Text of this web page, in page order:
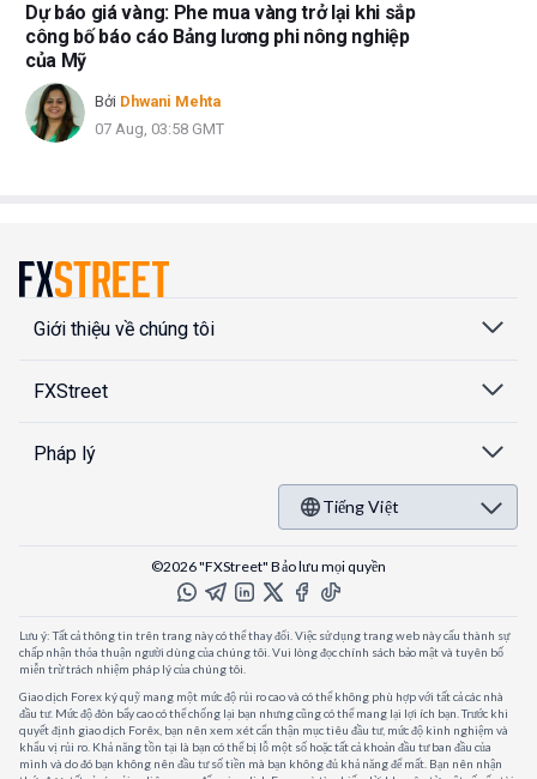
Dự báo giá vàng: Phe mua vàng trở lại khi sắp
công bố báo cáo Bảng lương phi nông nghiệp
của Mỹ
Bởi Dhwani Mehta
07 Aug, 03:58 GMT
Giới thiệu về chúng tôi
FXStreet
Pháp lý
Tiếng Việt
©2026 "FXStreet" Bảo lưu mọi quyền
Lưu ý: Tất cả thông tin trên trang này có thể thay đổi. Việc sử dụng trang web này cấu thành sự
chấp nhận thỏa thuận người dùng của chúng tôi. Vui lòng đọc chính sách bảo mật và tuyên bố
miễn trừ trách nhiệm pháp lý của chúng tôi.
Giao dịch Forex ký quỹ mang một mức độ rủi ro cao và có thể không phù hợp với tất cả các nhà
đầu tư. Mức độ đòn bẩy cao có thể chống lại bạn nhưng cũng có thể mang lại lợi ích bạn. Trước khi
quyết định giao dịch Forêx, bạn nên xem xét cẩn thận mục tiêu đầu tư, mức độ kinh nghiệm và
khẩu vị rủi ro. Khả năng tồn tại là bạn có thể bị lỗ một số hoặc tất cả khoản đầu tư ban đầu của
mình và do đó bạn không nên đầu tư số tiền mà bạn không đủ khả năng để mất. Bạn nên nhận